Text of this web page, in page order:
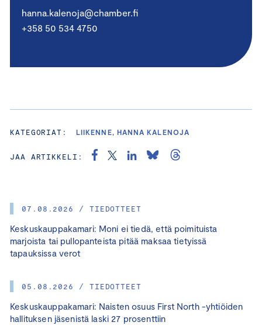
07.08.2026 / TIEDOTTEET
Keskuskauppakamari: Moni ei tiedä, että poimituista
marjoista tai pullopanteista pitää maksaa tietyissä
tapauksissa verot
05.08.2026 / TIEDOTTEET
Keskuskauppakamari: Naisten osuus First North -yhtiöiden
hallituksen jäsenistä laski 27 prosenttiin
hanna.kalenoja@chamber.fi
+358 50 534 4750
KATEGORIAT: LIIKENNE, HANNA KALENOJA
JAA ARTIKKELI: